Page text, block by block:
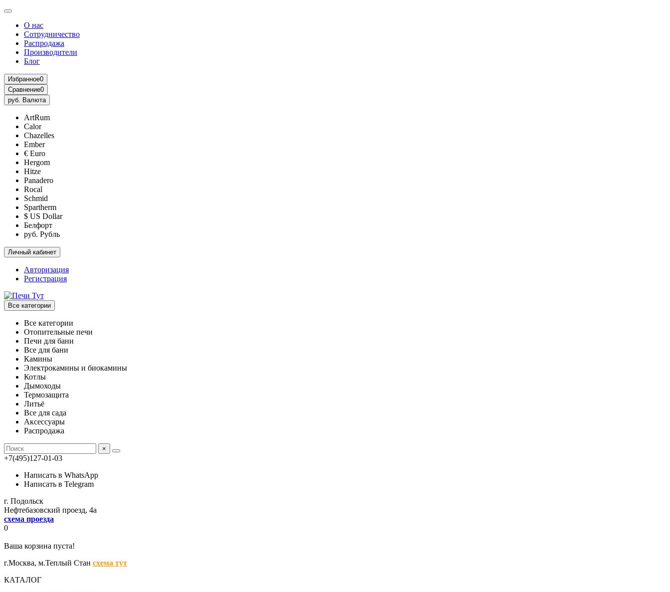
О нас
Сотрудничество
Распродажа
Производители
Блог
Избранное0
Сравнение0
руб. Валюта
ArtRum
Calor
Chazelles
Ember
€ Euro
Hergom
Hitze
Panadero
Rocal
Schmid
Spartherm
$ US Dollar
Белфорт
руб. Рубль
Личный кабинет
Авторизация
Регистрация
Все категории
Все категории
Отопительные печи
Печи для бани
Все для бани
Камины
Электрокамины и биокамины
Котлы
Дымоходы
Термозащита
Литьё
Все для сада
Аксессуары
Распродажа
×
+7(495)127-01-03
Написать в WhatsApp
Написать в Telegram
г. Подольск
Нефтебазовский проезд, 4а
схема проезда
0
Ваша корзина пуста!
г.Москва, м.Теплый Стан схема тут
КАТАЛОГ